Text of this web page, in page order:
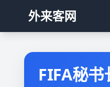
外来客网
FIFA秘